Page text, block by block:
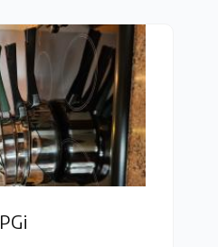
PGi